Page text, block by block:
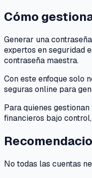
Cómo
Generar una
expertos en seguridad
contraseña maestra.
Con este enfoque solo
seguras online para
Para quienes
financieros bajo
No todas las cuentas